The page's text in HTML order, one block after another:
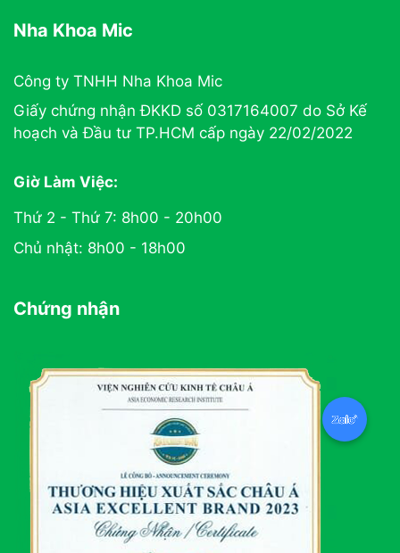
Nha Khoa Mic
Công ty TNHH Nha Khoa Mic
Giấy chứng nhận ĐKKD số 0317164007 do Sở Kế
hoạch và Đầu tư TP.HCM cấp ngày 22/02/2022
Giờ Làm Việc:
Thứ 2 - Thứ 7: 8h00 - 20h00
Chủ nhật: 8h00 - 18h00
Chứng nhận